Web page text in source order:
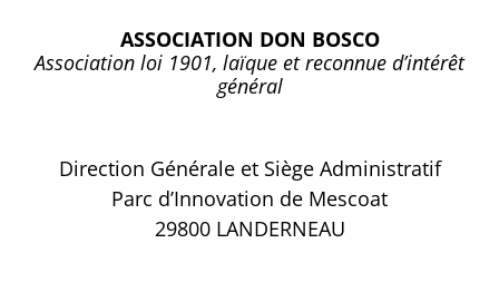
ASSOCIATION DON BOSCO
Association loi 1901, laïque et reconnue d’intérêt
général
Direction Générale et Siège Administratif
Parc d’Innovation de Mescoat
29800 LANDERNEAU